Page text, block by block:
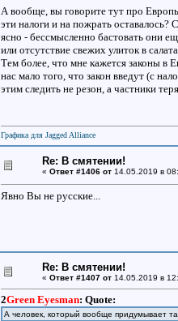
А вообще, вы говорите тут про
эти налоги и на пожрать
ясно - бессмысленно бастовать они
или отсутствие свежих улиток в
Тем более, что мне кажется законы в
нас мало того, что закон введут (с
этим следить не резон, а частники
Графика для Jagged Alliance
Re: В смятении!
« Ответ #1406 от14.05.2019 в
Явно Вы не русские...
Re: В смятении!
« Ответ #1407 от14.05.2019 в
2Green Eyesman: Quote:
А человек, который вообще придумывает